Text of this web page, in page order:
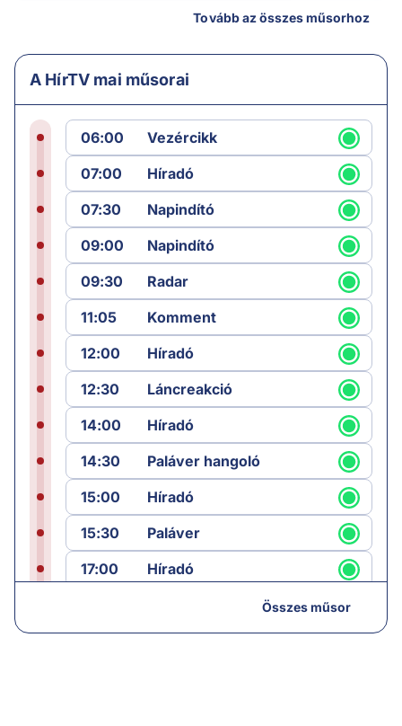
Tovább az összes műsorhoz
A HírTV mai műsorai
06:00
Vezércikk
07:00
Híradó
07:30
Napindító
09:00
Napindító
09:30
Radar
11:05
Komment
12:00
Híradó
12:30
Láncreakció
14:00
Híradó
14:30
Paláver hangoló
15:00
Híradó
15:30
Paláver
17:00
Híradó
Összes műsor